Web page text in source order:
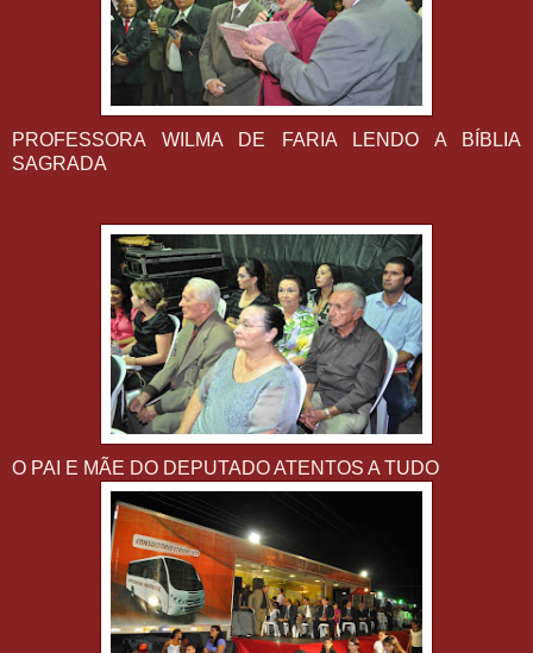
PROFESSORA WILMA DE FARIA LENDO A BÍBLIA
SAGRADA
O PAI E MÃE DO DEPUTADO ATENTOS A TUDO